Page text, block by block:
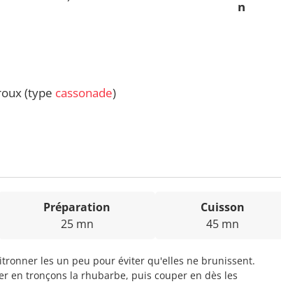
(type cassonade)
n
Préparation
25 mn
Cuisson
45 mn
les un peu pour éviter qu'elles ne brunissent.
en tronçons la rhubarbe, puis couper en dès les